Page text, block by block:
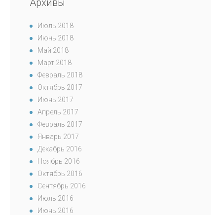
Архивы
Июль 2018
Июнь 2018
Май 2018
Март 2018
Февраль 2018
Октябрь 2017
Июнь 2017
Апрель 2017
Февраль 2017
Январь 2017
Декабрь 2016
Ноябрь 2016
Октябрь 2016
Сентябрь 2016
Июль 2016
Июнь 2016